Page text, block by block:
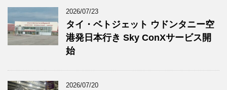
2026/07/23
タイ・ベトジェット ウドンタニー空
港発日本行き Sky ConXサービス開
始
2026/07/20